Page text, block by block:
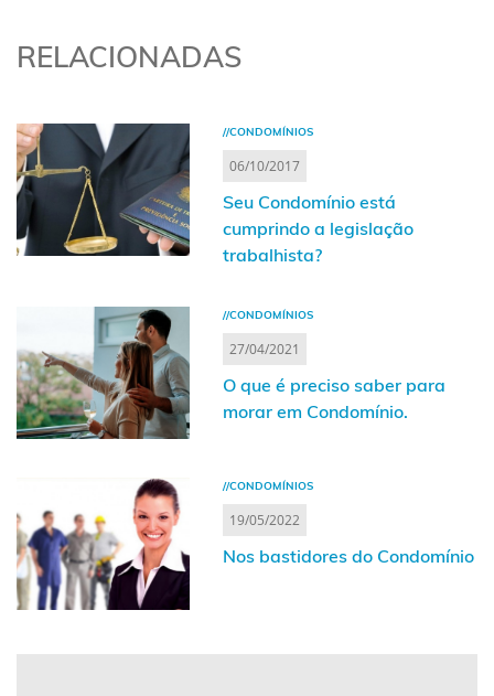
RELACIONADAS
//CONDOMÍNIOS
06/10/2017
Seu Condomínio está
cumprindo a legislação
trabalhista?
//CONDOMÍNIOS
27/04/2021
O que é preciso saber para
morar em Condomínio.
//CONDOMÍNIOS
19/05/2022
Nos bastidores do Condomínio